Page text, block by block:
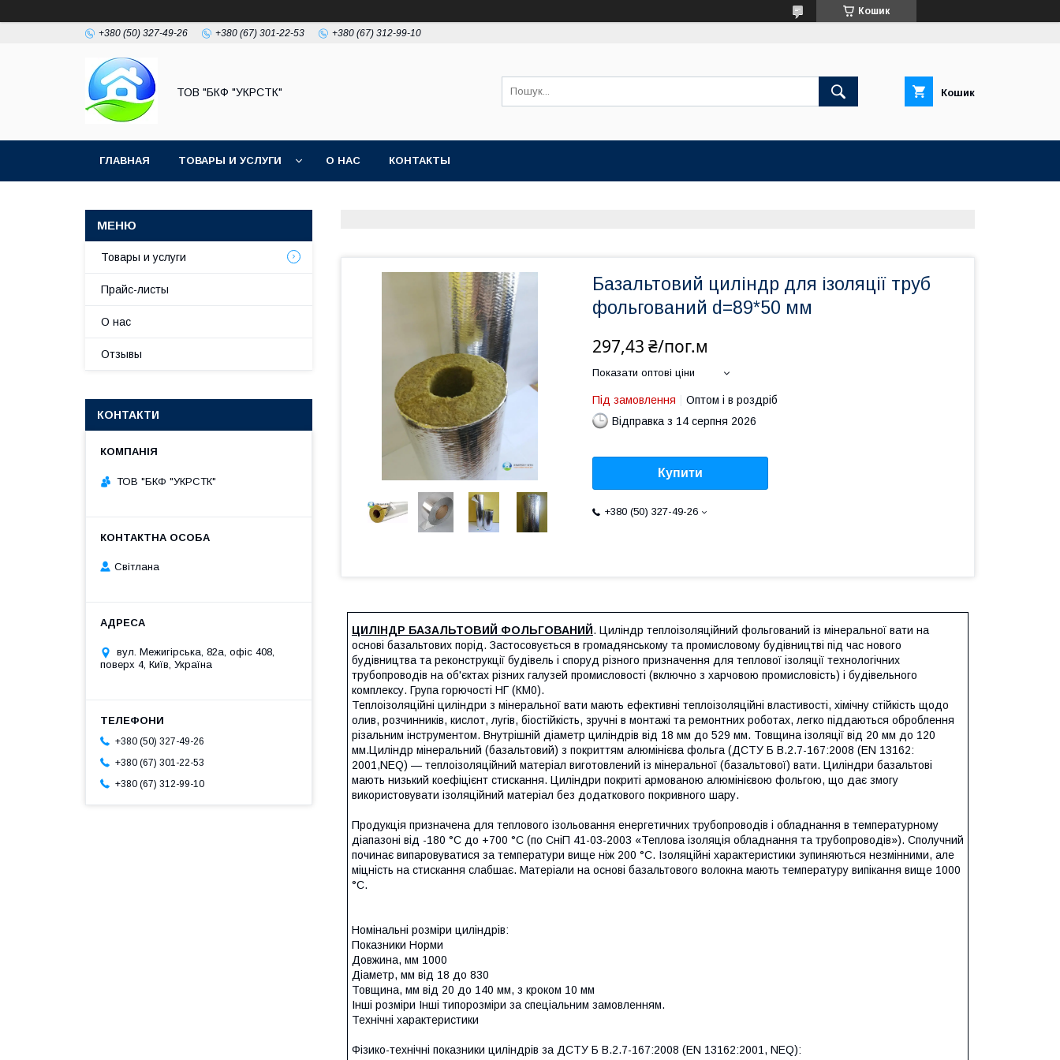
Кошик
+380 (50) 327-49-26 +380 (67) 301-22-53 +380 (67) 312-99-10
ТОВ "БКФ "УКРСТК" Кошик
ГЛАВНАЯ ТОВАРЫ И УСЛУГИ О НАС КОНТАКТЫ
Базальтовий циліндр для ізоляції труб
фольгований d=89*50 мм
297,43 ₴/пог.м
Показати оптові ціни
Під замовлення
Оптом і в роздріб
Відправка з 14 серпня 2026
Купити
+380 (50) 327-49-26
ЦИЛІНДР БАЗАЛЬТОВИЙ ФОЛЬГОВАНИЙ. Циліндр теплоізоляційний фольгований із мінеральної вати на
основі базальтових порід. Застосовується в громадянському та промисловому будівництві під час нового
будівництва та реконструкції будівель і споруд різного призначення для теплової ізоляції технологічних
трубопроводів на об'єктах різних галузей промисловості (включно з харчовою промисловість) і будівельного
комплексу. Група горючості НГ (КМ0).
Теплоізоляційні циліндри з мінеральної вати мають ефективні теплоізоляційні властивості, хімічну стійкість щодо
олив, розчинників, кислот, лугів, біостійкість, зручні в монтажі та ремонтних роботах, легко піддаються оброблення
різальним інструментом. Внутрішній діаметр циліндрів від 18 мм до 529 мм. Товщина ізоляції від 20 мм до 120
мм.Циліндр мінеральний (базальтовий) з покриттям алюмінієва фольга (ДСТУ Б В.2.7-167:2008 (EN 13162:
2001,NEQ) — теплоізоляційний матеріал виготовлений із мінеральної (базальтової) вати. Циліндри базальтові
мають низький коефіцієнт стискання. Циліндри покриті армованою алюмінієвою фольгою, що дає змогу
використовувати ізоляційний матеріал без додаткового покривного шару.
Продукція призначена для теплового ізольовання енергетичних трубопроводів і обладнання в температурному
діапазоні від -180 °C до +700 °C (по СніП 41-03-2003 «Теплова ізоляція обладнання та трубопроводів»). Сполучний
починає випаровуватися за температури вище ніж 200 °C. Ізоляційні характеристики зупиняються незмінними, але
міцність на стискання слабшає. Матеріали на основі базальтового волокна мають температуру випікання вище 1000
°C.
Номінальні розміри циліндрів:
Показники Норми
Довжина, мм 1000
Діаметр, мм від 18 до 830
Товщина, мм від 20 до 140 мм, з кроком 10 мм
Інші розміри Інші типорозміри за спеціальним замовленням.
Технічні характеристики
Фізико-технічні показники циліндрів за ДСТУ Б В.2.7-167:2008 (EN 13162:2001, NEQ):
Товары и услуги
Прайс-листы
О нас
Отзывы
КОНТАКТИ
ТОВ "БКФ "УКРСТК"
Світлана
вул. Межигірська, 82а, офіс 408,
поверх 4, Київ, Україна
+380 (50) 327-49-26
+380 (67) 301-22-53
+380 (67) 312-99-10